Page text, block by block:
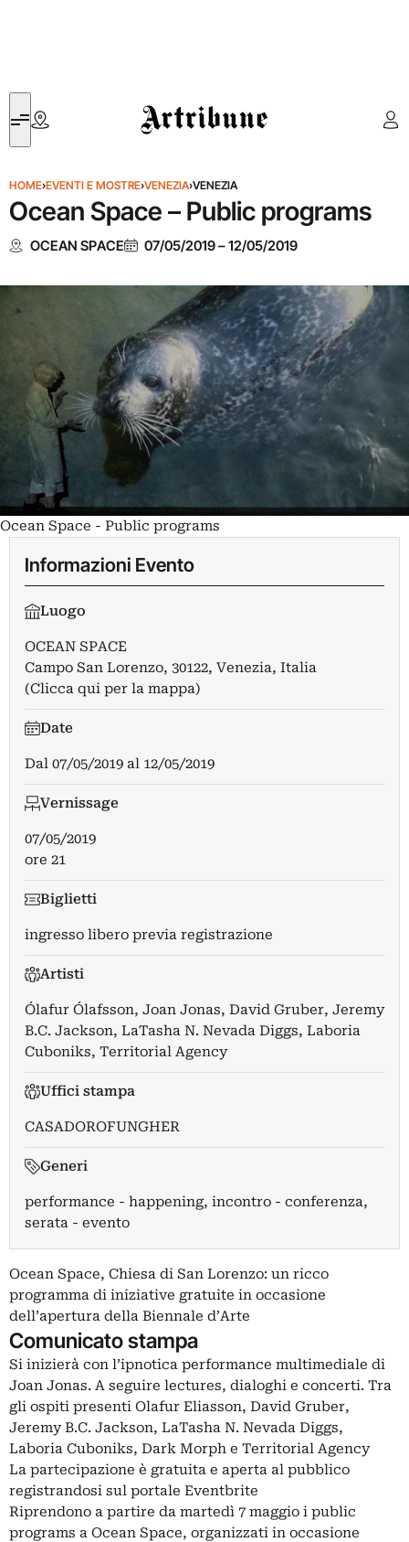
Artribune
HOME›EVENTI E MOSTRE›VENEZIA›VENEZIA
Ocean Space – Public programs
OCEAN SPACE 07/05/2019–12/05/2019
Ocean Space - Public programs
Informazioni Evento
Luogo
OCEAN SPACE
Campo San Lorenzo, 30122, Venezia, Italia
(Clicca qui per la mappa)
Date
Dal 07/05/2019 al 12/05/2019
Vernissage
07/05/2019
ore 21
Biglietti
ingresso libero previa registrazione
Artisti
Ólafur Ólafsson, Joan Jonas, David Gruber, Jeremy
B.C. Jackson, LaTasha N. Nevada Diggs, Laboria
Cuboniks, Territorial Agency
Uffici stampa
CASADOROFUNGHER
Generi
performance - happening, incontro - conferenza,
serata - evento
Ocean Space, Chiesa di San Lorenzo: un ricco
programma di iniziative gratuite in occasione
dell’apertura della Biennale d’Arte
Comunicato stampa
Si inizierà con l’ipnotica performance multimediale di
Joan Jonas. A seguire lectures, dialoghi e concerti. Tra
gli ospiti presenti Olafur Eliasson, David Gruber,
Jeremy B.C. Jackson, LaTasha N. Nevada Diggs,
Laboria Cuboniks, Dark Morph e Territorial Agency
La partecipazione è gratuita e aperta al pubblico
registrandosi sul portale Eventbrite
Riprendono a partire da martedì 7 maggio i public
programs a Ocean Space, organizzati in occasione